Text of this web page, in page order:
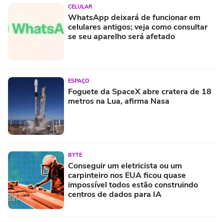
CELULAR
WhatsApp deixará de funcionar em
celulares antigos; veja como consultar
se seu aparelho será afetado
ESPAÇO
Foguete da SpaceX abre cratera de 18
metros na Lua, afirma Nasa
BYTE
Conseguir um eletricista ou um
carpinteiro nos EUA ficou quase
impossível todos estão construindo
centros de dados para IA